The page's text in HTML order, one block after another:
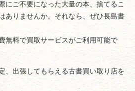
にご不要になった大量の本、捨てるこ
ありませんか。それなら、ぜひ長島書
無料で買取サービスがご利用可能で
、出張してもらえる古書買い取り店を